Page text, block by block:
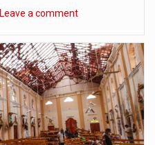
Leave a comment